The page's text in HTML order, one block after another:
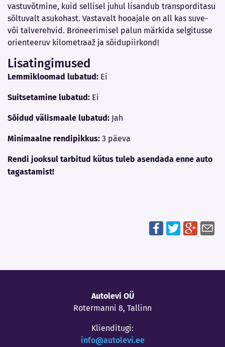
vastuvõtmine, kuid sellisel juhul lisandub transporditasu
sõltuvalt asukohast. Vastavalt hooajale on all kas suve-
või talverehvid. Broneerimisel palun märkida selgitusse
orienteeruv kilometraaž ja sõidupiirkond!
Lisatingimused
Lemmikloomad lubatud: Ei
Suitsetamine lubatud: Ei
Sõidud välismaale lubatud: Jah
Minimaalne rendipikkus: 3 päeva
Rendi jooksul tarbitud kütus tuleb asendada enne auto
tagastamist!
Autolevi OÜ
Rotermanni 8, Tallinn
Klienditugi:
info@autolevi.ee